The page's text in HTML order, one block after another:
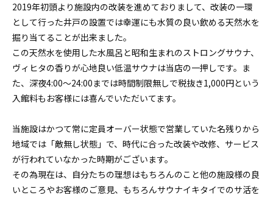
2019年初頭より施設内の改装を進めておりまして、改装の一環
として行った井戸の設置では幸運にも水質の良い飲める天然水を
掘り当てることが出来ました。
この天然水を使用した水風呂と昭和生まれのストロングサウナ、
ヴィヒタの香りが心地良い低温サウナは当店の一押しです。ま
た、深夜4:00〜24:00までは時間制限無しで税抜き1,000円という
入館料もお客様には喜んでいただいてます。
当施設はかつて常に定員オーバー状態で営業していた名残りから
地域では「敵無し状態」で、時代に合った改装や改修、サービス
が行われていなかった時期がございます。
その為現在は、自分たちの理想はもちろんのこと他の施設様の良
いところやお客様のご意見、もちろんサウナイキタイでのサ活を